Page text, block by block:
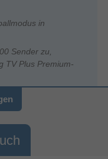
in
Sender zu,
TV Plus Premium-